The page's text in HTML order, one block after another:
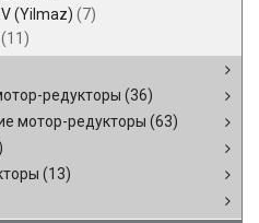
(Yilmaz) (7)
(11)
редукторы (36)
мотор-редукторы (63)
(13)